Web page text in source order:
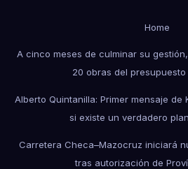
Home
A cinco meses de culminar su
20 obras del
Alberto Quintanilla: Primer mensaje de
si existe un verdadero
Carretera Checa–Mazocruz iniciará
tras autorización de